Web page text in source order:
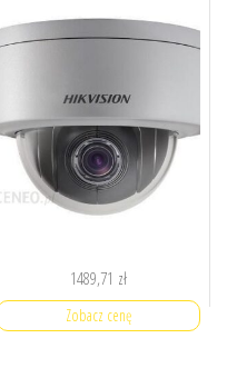
1489,71 zł
Zobacz cenę